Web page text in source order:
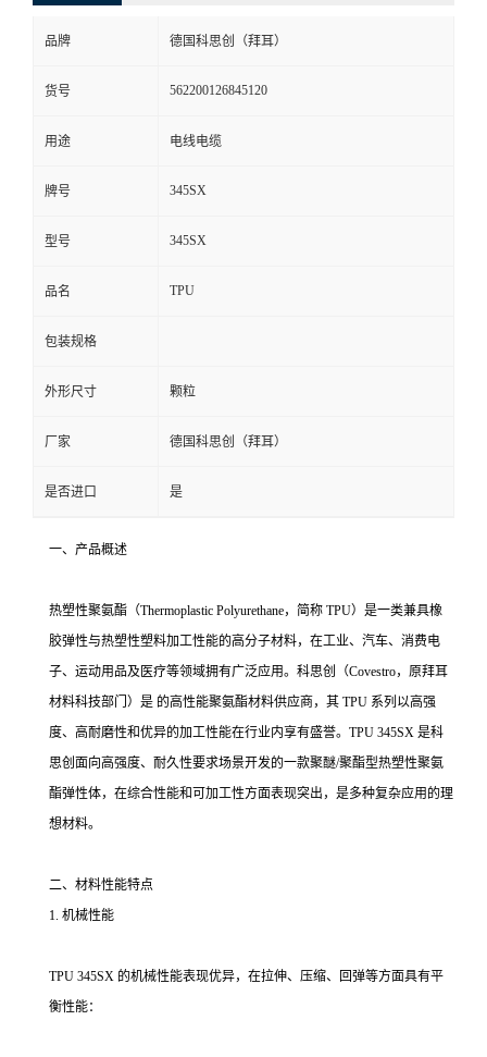
品牌 德国科思创（拜耳）
货号 562200126845120
用途 电线电缆
牌号 345SX
型号 345SX
品名 TPU
包装规格
外形尺寸 颗粒
厂家 德国科思创（拜耳）
是否进口 是
一、产品概述
热塑性聚氨酯（Thermoplastic Polyurethane，简称 TPU）是一类兼具橡
胶弹性与热塑性塑料加工性能的高分子材料，在工业、汽车、消费电
子、运动用品及医疗等领域拥有广泛应用。科思创（Covestro，原拜耳
材料科技部门）是 的高性能聚氨酯材料供应商，其 TPU 系列以高强
度、高耐磨性和优异的加工性能在行业内享有盛誉。TPU 345SX 是科
思创面向高强度、耐久性要求场景开发的一款聚醚/聚酯型热塑性聚氨
酯弹性体，在综合性能和可加工性方面表现突出，是多种复杂应用的理
想材料。
二、材料性能特点
1. 机械性能
TPU 345SX 的机械性能表现优异，在拉伸、压缩、回弹等方面具有平
衡性能：